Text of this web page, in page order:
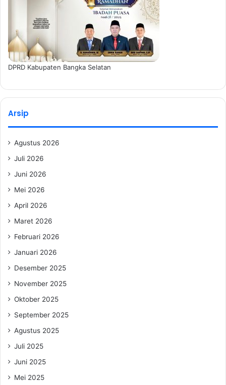
DPRD Kabupaten Bangka Selatan
Arsip
Agustus 2026
Juli 2026
Juni 2026
Mei 2026
April 2026
Maret 2026
Februari 2026
Januari 2026
Desember 2025
November 2025
Oktober 2025
September 2025
Agustus 2025
Juli 2025
Juni 2025
Mei 2025